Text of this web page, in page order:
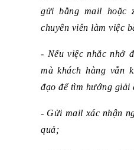
gửi bằng mail hoặc
chuyên viên làm việc
- Nếu việc nhắc nhở
mà khách hàng vẫn
đạo để tìm hướng giải
- Gửi mail xác nhận
quả;